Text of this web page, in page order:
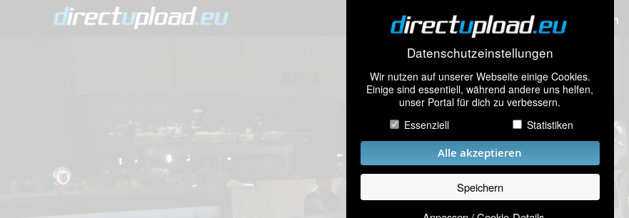
Datenschutzeinstellungen
Wir nutzen auf unserer Webseite einige Cookies.
Einige sind essentiell, während andere uns helfen,
unser Portal für dich zu verbessern.
Essenziell
Statistiken
Alle akzeptieren
Speichern
Bilder hochladen